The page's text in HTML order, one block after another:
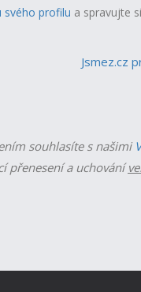
svého profilu a spravujte
Jsmez.cz
souhlasíte s našimi
přenesení a uchování